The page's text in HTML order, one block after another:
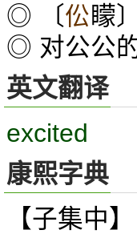
◎ 〔伀矇
◎ 对公公
英文翻译
excited
康熙字典
【子集中